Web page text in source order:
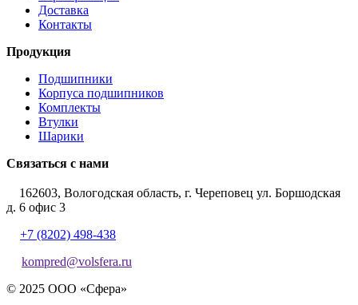
Доставка
Контакты
Продукция
Подшипники
Корпуса подшипников
Комплекты
Втулки
Шарики
Связаться с нами
162603, Вологодская область, г. Череповец ул. Боршодская
д. 6 офис 3
+7 (8202) 498-438
kompred@volsfera.ru
© 2025 ООО «Сфера»